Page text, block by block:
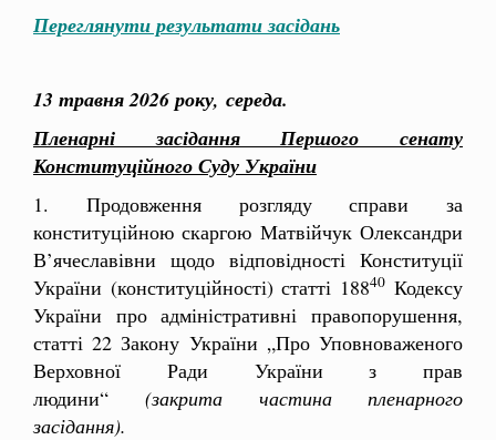
Переглянути результати засідань
13 травня 2026 року, середа.
Пленарні засідання Першого сенату
Конституційного Суду України
1. Продовження розгляду справи за
конституційною скаргою Матвійчук Олександри
В’ячеславівни щодо відповідності Конституції
України (конституційності) статті 18840Кодексу
України про адміністративні правопорушення,
статті 22 Закону України „Про Уповноваженого
Верховної Ради України з прав
людини“(закрита частина пленарного
засідання).